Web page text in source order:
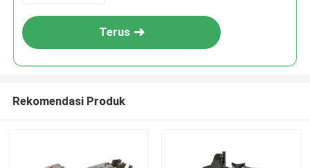
Terus
Rekomendasi Produk